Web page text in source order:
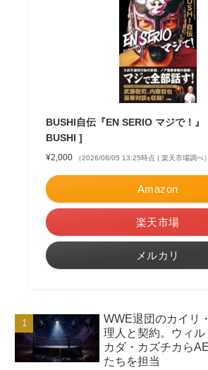
BUSHI自伝『EN SERIO マジで！
BUSHI ]
¥2,000 （2026/08/05 13:25時点 | 楽天市場調べ）
Amazon
楽天市場
メルカリ
WWE退団のカイリ
理人と契約。ウィ
カダ・カズチカら
たちを担当